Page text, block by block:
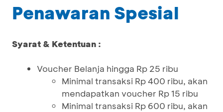
Penawaran Spesial
Syarat & Ketentuan :
Voucher Belanja hingga Rp 25 ribu
Minimal transaksi Rp 400 ribu, akan
mendapatkan voucher Rp 15 ribu
Minimal transaksi Rp 600 ribu, akan